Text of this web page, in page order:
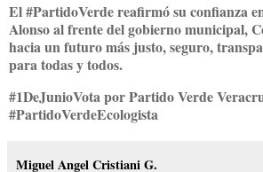
El #PartidoVerde reafirmó su confianza
Alonso al frente del gobierno municipal,
hacia un futuro más justo, seguro,
para todas y todos.
#1DeJunioVota por Partido Verde
#PartidoVerdeEcologista
Miguel Angel Cristiani G.